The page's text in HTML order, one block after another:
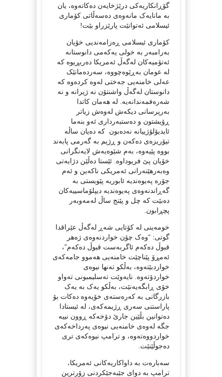
گۆڕانکاریەکی درێژخایەن دەکاتەوە، یان
بە مانایەک مانەوەی دەسەڵاتی کۆماری
ئیسلامی ئەتوانێت پارێزراو بێت!
کۆماری ئیسلامی ڕەزامەندیی خۆیان
بەرامبەر بە خولی یەکەمی دانوستانە
ئەتۆمیەکان لەگەڵ ئەمریکا دەربڕیوە کە
لە عومان بەڕێوەچووە، سەردەمانێک
عەلی خامنەیی جەختی لەوە کردەوە کە
دانوستان لەگەڵ واشنتۆن نە ژیرانە و نە
شەرەفمەندانەیە. لە هەمان کاتدا
بەرپرسانی دیکەش لەوەش زیاتر
ڕۆیشتون و دەستبەرداری ئەو بنەما
ئایدیۆلۆژییانە نەدەبون کە دەیان ساڵە
تیۆریزەی دەکەن و ڕژیم بە گەرمی پابەند
بووە پێیەوە، بەم شێوەیەش لایەنگرانی
خۆیان پێ فریوداوە. ئێستا دەڵێن دژایەتی
وەبەرهێنەرانی ئەمریکی ناکەین و ئەم
جۆرە پەیوەندیە ئابوریە پێویستی بە
گەڕاندنەوەی پەیوەندیە دیپلۆماسییەکان
دەبێت کە چل و پێنج ساڵ لەمەوبەر
پچڕابون.
خومەینی لە کۆتایی شەڕ لەگەڵ عێراقدا
گوتی: “وەک چۆن خواردنەوەی ژەهر
قبوڵ دەکەم ئاگربەست قبوڵ دەکەم”،
ئەمڕۆ پێناچێت خامنەیی هەموو جامەکەی
خواردبێتەوە، بەڵکو تەنها نیوەی
خواردۆتەوە. نایەوێت تەسلیمبونی تەواو
خۆی ڕابگەیەنێت، بەڵکو یەک بە یەک
بازرگانی بە کەرەستەی خۆیەوە دەکات بۆ
پاراستنی سەری ڕژیمەکەی، لە ئیستادا
دەتوانین بڵێین جارێ دۆخەکە ڕوون نییە
جگە لەوەی خامنەیی نیوەی پەرداخەکەی
خواردووەتەوە، و ترامپ نیوەکەی تری
دەجوڵێنێت.
سەبارەت بە داواکاریەکانی ئەمریکا،
ترامپ بە دوای جێبەجێکردنی زۆرترین